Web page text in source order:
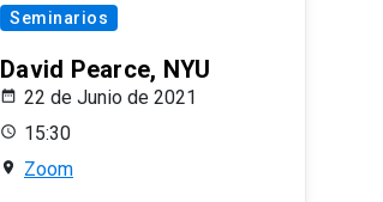
Seminarios
David Pearce, NYU
22 de Junio de 2021
15:30
Zoom